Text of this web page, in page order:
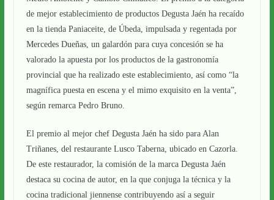
de mejor establecimiento de productos Degusta Jaén ha recaído
en la tienda Paniaceite, de Úbeda, impulsada y regentada por
Mercedes Dueñas, un galardón para cuya concesión se ha
valorado la apuesta por los productos de la gastronomía
provincial que ha realizado este establecimiento, así como “la
magnífica puesta en escena y el mimo exquisito en la venta”,
según remarca Pedro Bruno.
El premio al mejor chef Degusta Jaén ha sido para Alan
Triñanes, del restaurante Lusco Taberna, ubicado en Cazorla.
De este restaurador, la comisión de la marca Degusta Jaén
destaca su cocina de autor, en la que conjuga la técnica y la
cocina tradicional jiennense contribuyendo así a seguir